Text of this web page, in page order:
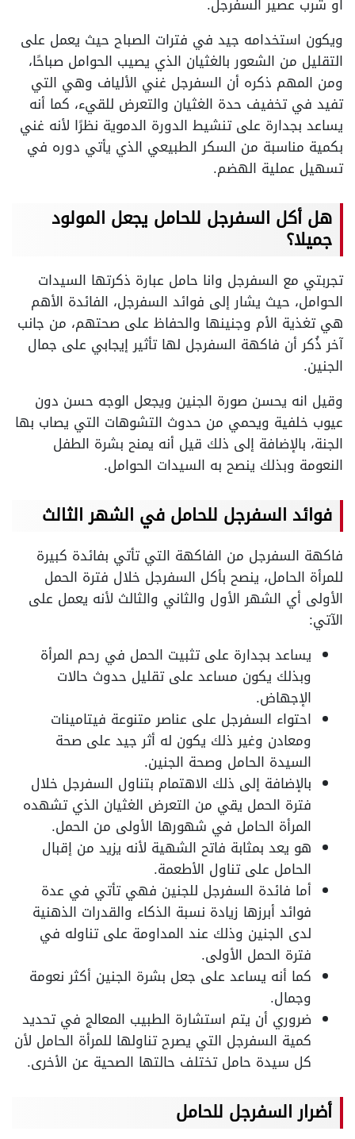
أو شرب عصير السفرجل.
ويكون استخدامه جيد في فترات الصباح حيث يعمل على
التقليل من الشعور بالغثيان الذي يصيب الحوامل صباحًا،
ومن المهم ذكره أن السفرجل غني الألياف وهي التي
تفيد في تخفيف حدة الغثيان والتعرض للقيء، كما أنه
يساعد بجدارة على تنشيط الدورة الدموية نظرًا لأنه غني
بكمية مناسبة من السكر الطبيعي الذي يأتي دوره في
تسهيل عملية الهضم.
هل أكل السفرجل للحامل يجعل المولود
جميلا؟
تجربتي مع السفرجل وانا حامل عبارة ذكرتها السيدات
الحوامل، حيث يشار إلى فوائد السفرجل، الفائدة الأهم
هي تغذية الأم وجنينها والحفاظ على صحتهم، من جانب
آخر ذُكر أن فاكهة السفرجل لها تأثير إيجابي على جمال
الجنين.
وقيل انه يحسن صورة الجنين ويجعل الوجه حسن دون
عيوب خلفية ويحمي من حدوث التشوهات التي يصاب بها
الجنة، بالإضافة إلى ذلك قيل أنه يمنح بشرة الطفل
النعومة وبذلك ينصح به السيدات الحوامل.
فوائد السفرجل للحامل في الشهر الثالث
فاكهة السفرجل من الفاكهة التي تأتي بفائدة كبيرة
للمرأة الحامل، ينصح بأكل السفرجل خلال فترة الحمل
الأولى أي الشهر الأول والثاني والثالث لأنه يعمل على
الآتي:
يساعد بجدارة على تثبيت الحمل في رحم المرأة
وبذلك يكون مساعد على تقليل حدوث حالات
الإجهاض.
احتواء السفرجل على عناصر متنوعة فيتامينات
ومعادن وغير ذلك يكون له أثر جيد على صحة
السيدة الحامل وصحة الجنين.
بالإضافة إلى ذلك الاهتمام بتناول السفرجل خلال
فترة الحمل يقي من التعرض الغثيان الذي تشهده
المرأة الحامل في شهورها الأولى من الحمل.
هو يعد بمثابة فاتح الشهية لأنه يزيد من إقبال
الحامل على تناول الأطعمة.
أما فائدة السفرجل للجنين فهي تأتي في عدة
فوائد أبرزها زيادة نسبة الذكاء والقدرات الذهنية
لدى الجنين وذلك عند المداومة على تناوله في
فترة الحمل الأولى.
كما أنه يساعد على جعل بشرة الجنين أكثر نعومة
وجمال.
ضروري أن يتم استشارة الطبيب المعالج في تحديد
كمية السفرجل التي يصرح تناولها للمرأة الحامل لأن
كل سيدة حامل تختلف حالتها الصحية عن الأخرى.
أضرار السفرجل للحامل